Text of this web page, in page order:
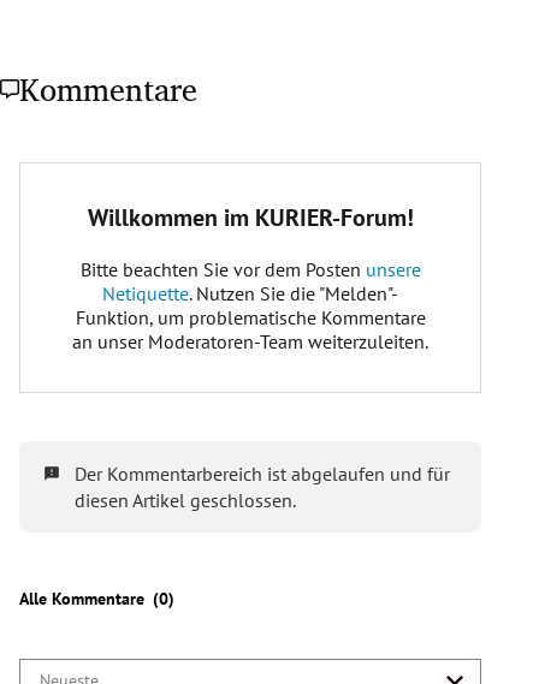
Kommentare